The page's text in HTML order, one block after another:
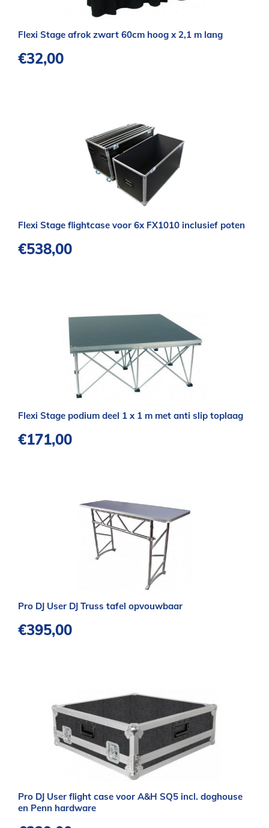
Flexi Stage afrok zwart 60cm hoog x 2,1 m lang
€32,00
Flexi Stage flightcase voor 6x FX1010 inclusief poten
€538,00
Flexi Stage podium deel 1 x 1 m met anti slip toplaag
€171,00
Pro DJ User DJ Truss tafel opvouwbaar
€395,00
Pro DJ User flight case voor A&H SQ5 incl. doghouse
en Penn hardware